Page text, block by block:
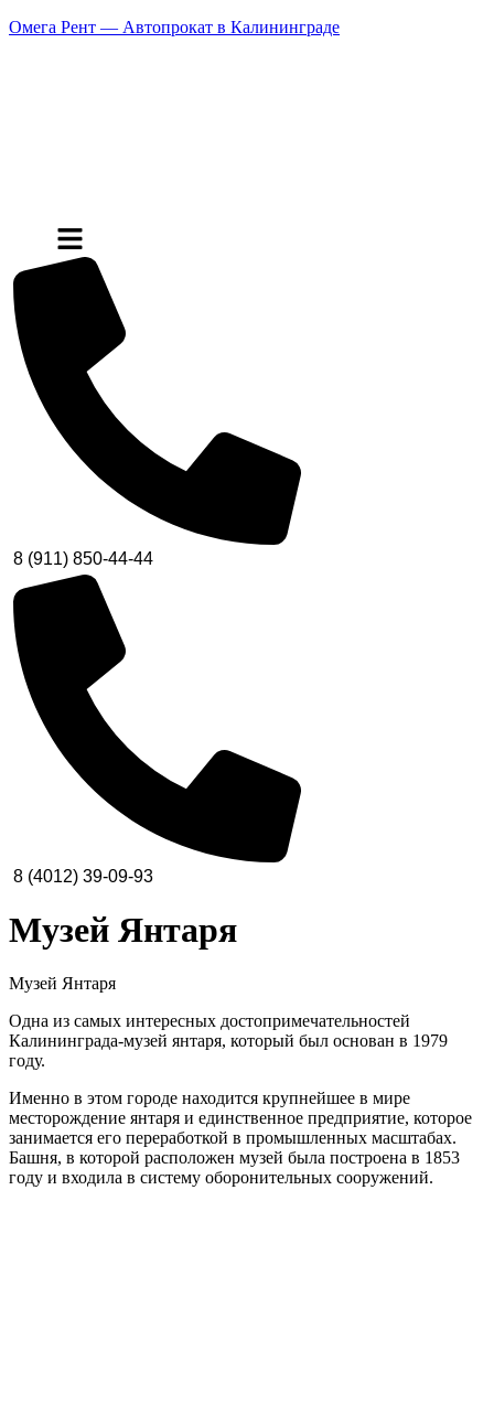
Омега Рент — Автопрокат в Калининграде
Меню
8 (911) 850-44-44
8 (4012) 39-09-93
Музей Янтаря
Музей Янтаря
Одна из самых интересных достопримечательностей
Калининграда-музей янтаря, который был основан в 1979
году.
Именно в этом городе находится крупнейшее в мире
месторождение янтаря и единственное предприятие, которое
занимается его переработкой в промышленных масштабах.
Башня, в которой расположен музей была построена в 1853
году и входила в систему оборонительных сооружений.